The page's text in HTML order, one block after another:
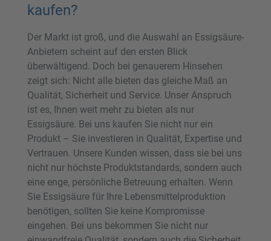
kaufen?
Der Markt ist groß, und die Auswahl an Essigsäure-
Anbietern scheint auf den ersten Blick
überwältigend. Doch bei genauerem Hinsehen
zeigt sich: Nicht alle bieten das gleiche Maß an
Qualität, Sicherheit und Service. Unser Anspruch
ist es, Ihnen weit mehr zu bieten als nur
Essigsäure. Bei uns kaufen Sie nicht nur ein
Produkt – Sie investieren in Qualität, Expertise und
Vertrauen. Unsere Kunden wissen, dass sie bei uns
nicht nur höchste Produktstandards, sondern auch
eine enge, persönliche Betreuung erhalten. Wenn
Sie Essigsäure für Ihre Lebensmittelproduktion
benötigen, sollten Sie keine Kompromisse
eingehen. Bei uns bekommen Sie nicht nur